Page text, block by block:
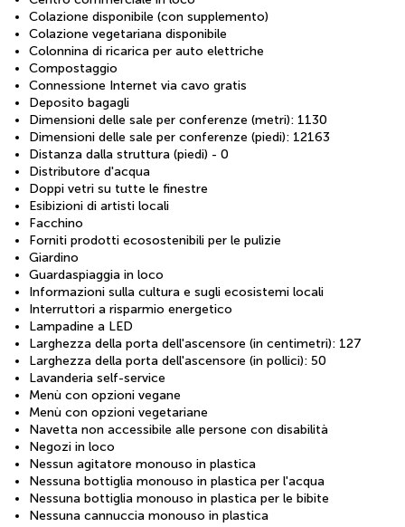
Colazione disponibile (con supplemento)
Colazione vegetariana disponibile
Colonnina di ricarica per auto elettriche
Compostaggio
Connessione Internet via cavo gratis
Deposito bagagli
Dimensioni delle sale per conferenze (metri): 1130
Dimensioni delle sale per conferenze (piedi): 12163
Distanza dalla struttura (piedi) - 0
Distributore d'acqua
Doppi vetri su tutte le finestre
Esibizioni di artisti locali
Facchino
Forniti prodotti ecosostenibili per le pulizie
Giardino
Guardaspiaggia in loco
Informazioni sulla cultura e sugli ecosistemi locali
Interruttori a risparmio energetico
Lampadine a LED
Larghezza della porta dell'ascensore (in centimetri): 127
Larghezza della porta dell'ascensore (in pollici): 50
Lavanderia self-service
Menù con opzioni vegane
Menù con opzioni vegetariane
Navetta non accessibile alle persone con disabilità
Negozi in loco
Nessun agitatore monouso in plastica
Nessuna bottiglia monouso in plastica per l'acqua
Nessuna bottiglia monouso in plastica per le bibite
Nessuna cannuccia monouso in plastica